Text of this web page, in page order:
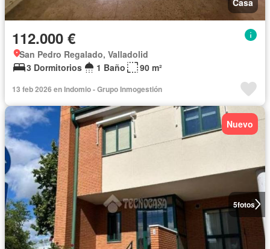
Casa
112.000 €
San Pedro Regalado, Valladolid
3 Dormitorios
1 Baño 90 m²
13 feb 2026 en Indomio - Grupo Inmogestión
5fotos
Nuevo